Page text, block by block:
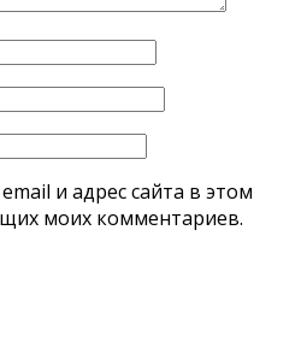
и адрес сайта в этом
моих комментариев.